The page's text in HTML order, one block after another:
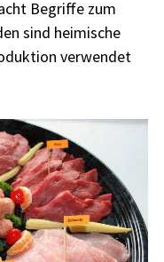
Begriffe zum
sind heimische
verwendet